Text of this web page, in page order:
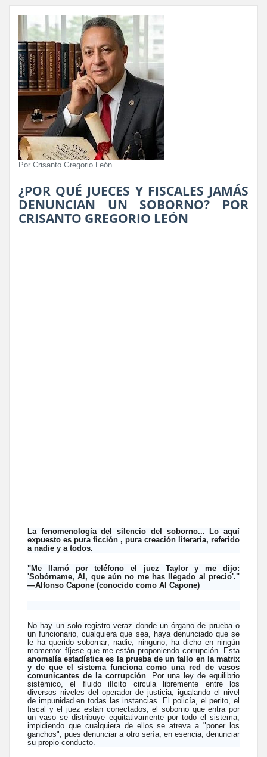
Por Crisanto Gregorio León
¿POR QUÉ JUECES Y FISCALES JAMÁS
DENUNCIAN UN SOBORNO? POR
CRISANTO GREGORIO LEÓN
La fenomenología del silencio del soborno... Lo aquí
expuesto es pura ficción , pura creación literaria, referido
a nadie y a todos.
"Me llamó por teléfono el juez Taylor y me dijo:
'Sobórname, Al, que aún no me has llegado al precio'."
—Alfonso Capone (conocido como Al Capone)
No hay un solo registro veraz donde un órgano de prueba o
un funcionario, cualquiera que sea, haya denunciado que se
le ha querido sobornar; nadie, ninguno, ha dicho en ningún
momento: fíjese que me están proponiendo corrupción. Esta
anomalía estadística es la prueba de un fallo en la matrix
y de que el sistema funciona como una red de vasos
comunicantes de la corrupción. Por una ley de equilibrio
sistémico, el fluido ilícito circula libremente entre los
diversos niveles del operador de justicia, igualando el nivel
de impunidad en todas las instancias. El policía, el perito, el
fiscal y el juez están conectados; el soborno que entra por
un vaso se distribuye equitativamente por todo el sistema,
impidiendo que cualquiera de ellos se atreva a "poner los
ganchos", pues denunciar a otro sería, en esencia, denunciar
su propio conducto.